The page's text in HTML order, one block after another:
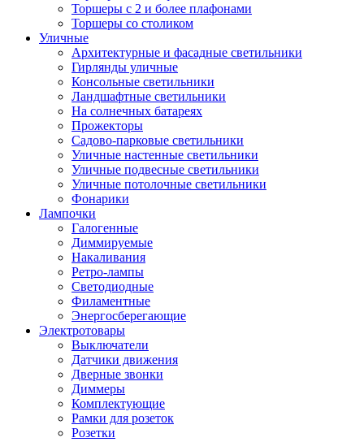
Торшеры с 2 и более плафонами
Торшеры со столиком
Уличные
Архитектурные и фасадные светильники
Гирлянды уличные
Консольные светильники
Ландшафтные светильники
На солнечных батареях
Прожекторы
Садово-парковые светильники
Уличные настенные светильники
Уличные подвесные светильники
Уличные потолочные светильники
Фонарики
Лампочки
Галогенные
Диммируемые
Накаливания
Ретро-лампы
Светодиодные
Филаментные
Энергосберегающие
Электротовары
Выключатели
Датчики движения
Дверные звонки
Диммеры
Комплектующие
Рамки для розеток
Розетки